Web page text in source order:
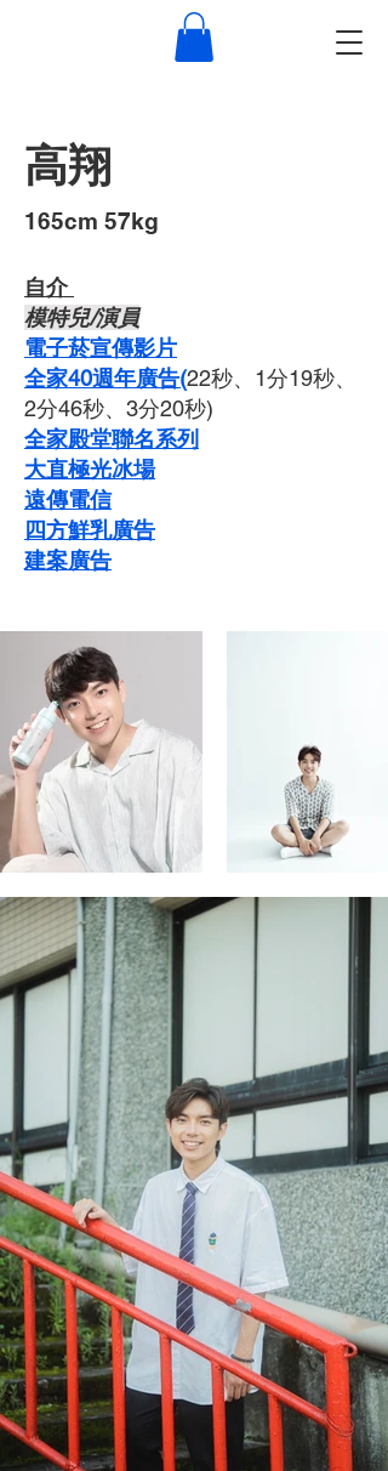
高翔
​165cm 57kg
自介 ​
​模特兒/演員
​電子菸宣傳影片
全家40週年廣告(22秒、1分19秒、
2分46秒、3分20秒)
全家殿堂聯名系列
大直極光冰場
遠傳電信
四方鮮乳廣告
​建案廣告